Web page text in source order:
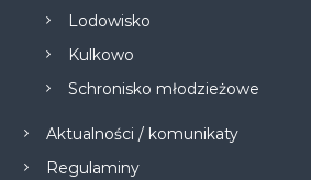
Lodowisko
Kulkowo
Schronisko młodzieżowe
Aktualności / komunikaty
Regulaminy